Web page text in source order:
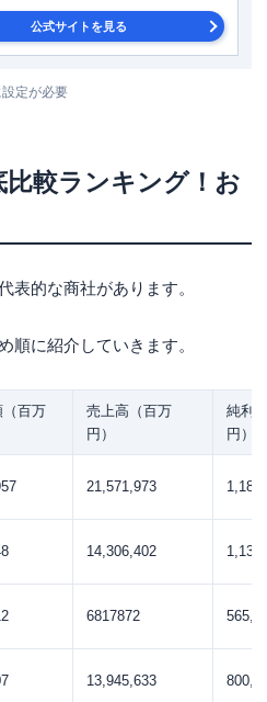
公式サイトを見る
定が必要
比較ランキング！お
表的な商社があります。
順に紹介していきます。
（百万
売上高（百万
円）
純利
円）
21,571,973
14,306,402
6817872
13,945,633